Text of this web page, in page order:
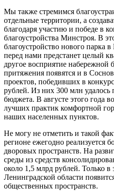
Мы также стремимся
отдельные территории, а
благодаря участию и победе в
благоустройства Минстроя. В
благоустройство нового парка
перед нами предстанет целый
другое восприятие
притяжения появятся и в
проектов, победивших в
рублей. Из них 300 млн удалось
бюджета. В августе этого года
лучших практик комфортной
наших населенных пунктов.
Не могу не отметить и такой
регионе ежегодно реализуется
дворовых пространств. На
среды из средств
около 1,5 млрд рублей. Только в
Ленинградской области
общественных пространств.